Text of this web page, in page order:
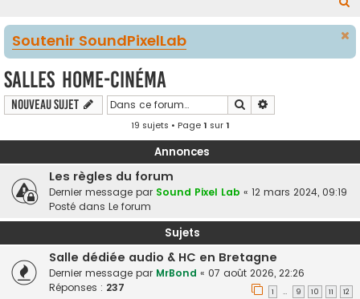
e
e
Soutenir SoundPixelLab
Salles Home-Cinéma
Nouveau sujet Rechercher
19 sujets • Page1 sur1
Annonces
Les règles du forum
Dernier message par Sound Pixel Lab « 12 mars 2024, 09:19
Posté dans Le forum
Sujets
Salle dédiée audio & HC en Bretagne
Dernier message par MrBond « 07 août 2026, 22:26
Réponses : 237 1 … 9 10 11 12